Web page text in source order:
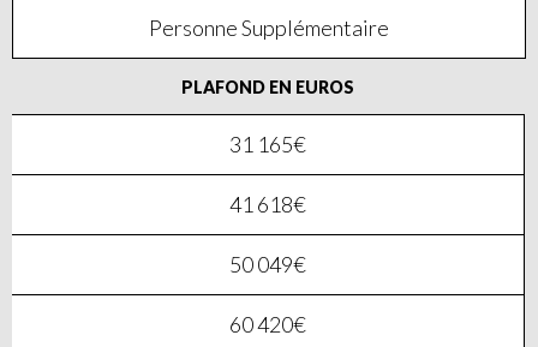
Personne Supplémentaire
PLAFOND EN EUROS
31 165€
41 618€
50 049€
60 420€